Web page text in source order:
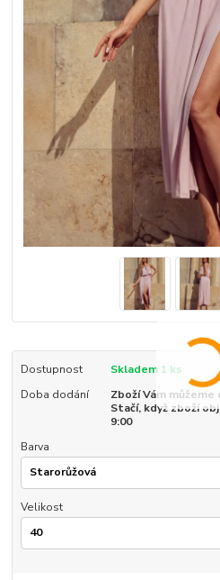
Dostupnost
Skladem 1 ks
Doba dodání
Zboží Vám můžeme
Stačí, když zboží
9:00
Barva
Velikost